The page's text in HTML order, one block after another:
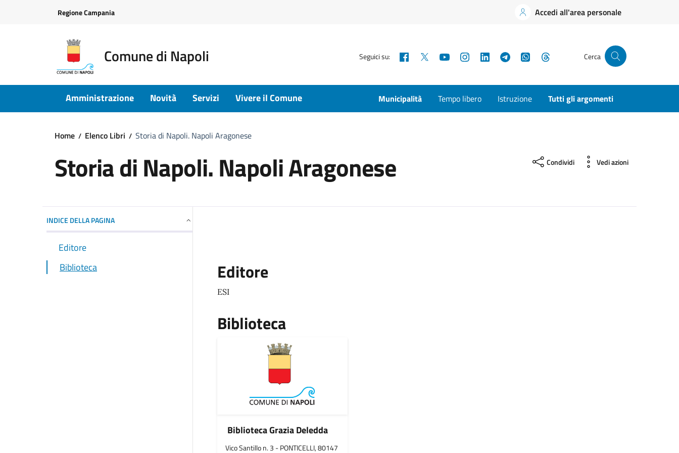
Regione Campania Accedi all'area personale
Comune di Napoli Seguici su: Facebook YouTubeInstagramLinkedInTelegramWhatsApp Cerca
Amministrazione Novità Servizi Vivere il Comune Municipalità Tempo libero Istruzione Tutti gli argomenti
Home Elenco Libri Storia di Napoli. Napoli Aragonese
Storia di Napoli. Napoli Aragonese Condividi Vedi azioni
INDICE DELLA PAGINA
Editore
Biblioteca
Editore
ESI
Biblioteca
Biblioteca Grazia Deledda
Vico Santillo n. 3 - PONTICELLI, 80147